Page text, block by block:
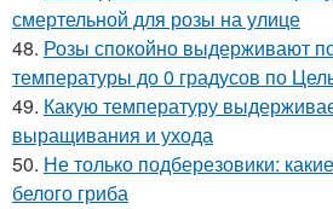
смертельной для розы на улице
48. Розы спокойно выдерживают
температуры до 0 градусов по
49. Какую температуру
выращивания и ухода
50. Не только подберезовики:
белого гриба